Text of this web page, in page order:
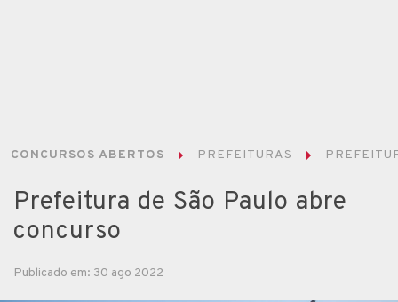
CONCURSOS ABERTOS PREFEITURAS
Prefeitura de São Paulo abre
concurso
Publicado em: 30 ago 2022